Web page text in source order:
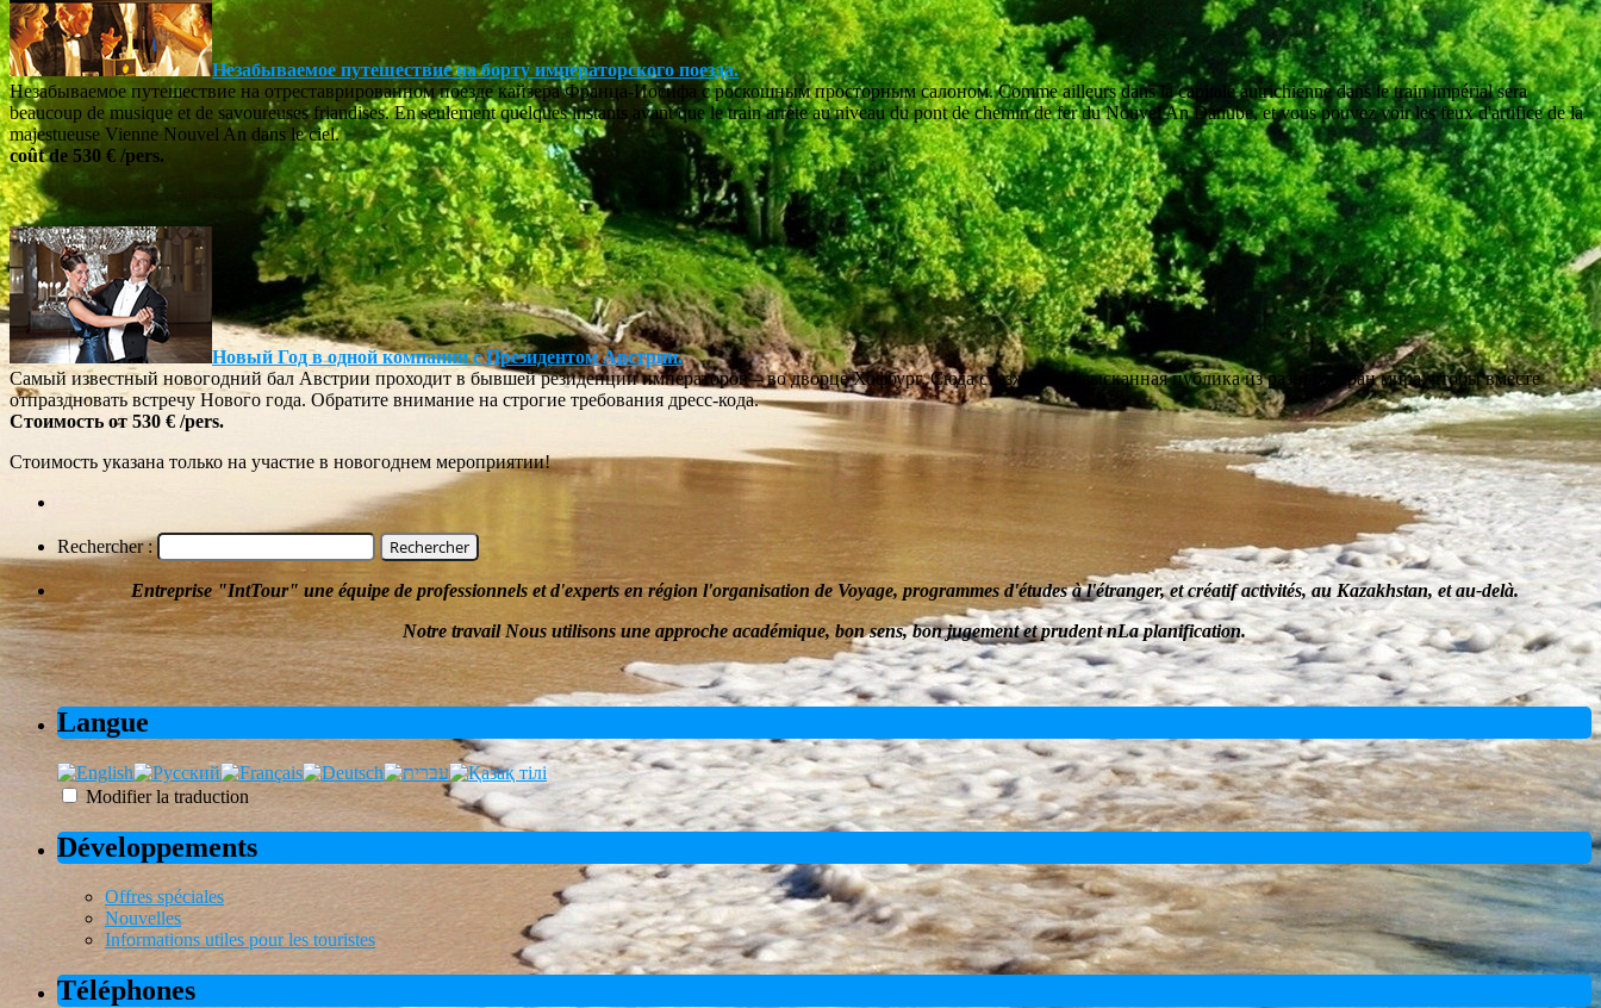
Незабываемое путешествие на борту императорского поезда.
Незабываемое путешествие на отреставрированном поезде кайзера Франца-Иосифа с роскошным просторным салоном. Comme ailleurs dans la capitale autrichienne dans le train impérial sera
beaucoup de musique et de savoureuses friandises. En seulement quelques instants avant que le train arrête au niveau du pont de chemin de fer du Nouvel An Danube, et vous pouvez voir les feux d'artifice de la
majestueuse Vienne Nouvel An dans le ciel.
coût de 530 € /pers.
Новый Год в одной компании с Президентом Австрии.
Самый известный новогодний бал Австрии проходит в бывшей резиденции императоров – во дворце Хофбург.Сюда съезжается изысканная публика из разных стран мира, чтобы вместе
отпраздновать встречу Нового года. Обратите внимание на строгие требования дресс-кода.
Стоимость от 530 € /pers.
Стоимость указана только на участие в новогоднем мероприятии!
Rechercher :
Entreprise "IntTour" une équipe de professionnels et d'experts enrégionl'organisation de Voyage, programmes d'études à l'étranger, etcréatifactivités, au Kazakhstan, et au-delà.
Notre travailNous utilisons une approche académique, bon sens, bon jugement et prudent nLa planification.
Langue
Modifier la traduction
Développements
Offres spéciales
Nouvelles
Informations utiles pour les touristes
Téléphones